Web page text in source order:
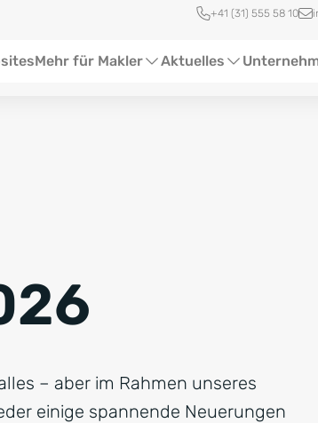
Schnellzugriff
+41 (31) 555 58 10
Mehr für Makler
Newsletter-Pakete
Softwareschulungen
Aktuelles
– aber im Rahmen unseres
einige spannende Neuerungen